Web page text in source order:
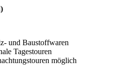
und Baustoffwaren
Tagestouren
möglich